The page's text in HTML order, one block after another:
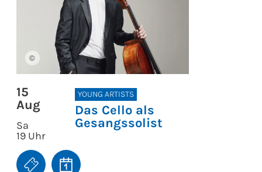
©
15
Aug
Sa
19 Uhr
YOUNG ARTISTS
Das Cello als
Gesangssolist